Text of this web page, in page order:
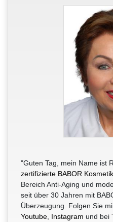
"Guten Tag, mein Name ist
zertifizierte BABOR
Bereich Anti-Aging und
seit über 30 Jahren mit
Überzeugung. Folgen Sie
Youtube Instagram und bei